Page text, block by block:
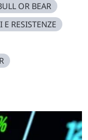
OR BEAR
E RESISTENZE